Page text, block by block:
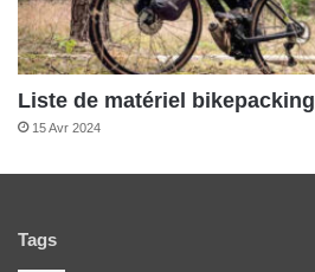
Liste de matériel bikepacking
15 Avr 2024
Tags